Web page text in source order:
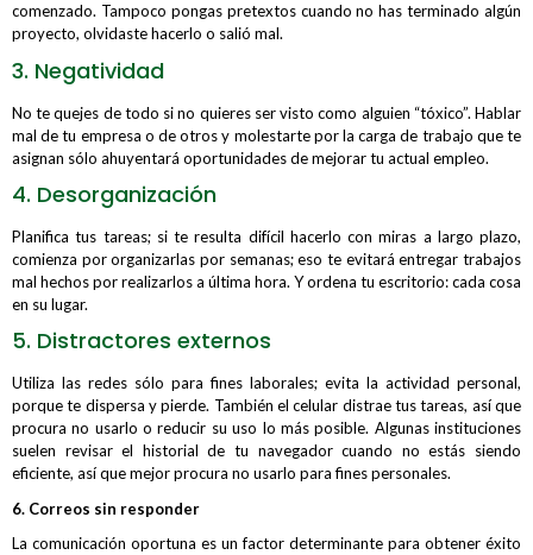
comenzado. Tampoco pongas pretextos cuando no has terminado algún
proyecto, olvidaste hacerlo o salió mal.
3. Negatividad
No te quejes de todo si no quieres ser visto como alguien “tóxico”. Hablar
mal de tu empresa o de otros y molestarte por la carga de trabajo que te
asignan sólo ahuyentará oportunidades de mejorar tu actual empleo.
4. Desorganización
Planifica tus tareas; si te resulta difícil hacerlo con miras a largo plazo,
comienza por organizarlas por semanas; eso te evitará entregar trabajos
mal hechos por realizarlos a última hora. Y ordena tu escritorio: cada cosa
en su lugar.
5. Distractores externos
Utiliza las redes sólo para fines laborales; evita la actividad personal,
porque te dispersa y pierde. También el celular distrae tus tareas, así que
procura no usarlo o reducir su uso lo más posible. Algunas instituciones
suelen revisar el historial de tu navegador cuando no estás siendo
eficiente, así que mejor procura no usarlo para fines personales.
6. Correos sin responder
La comunicación oportuna es un factor determinante para obtener éxito